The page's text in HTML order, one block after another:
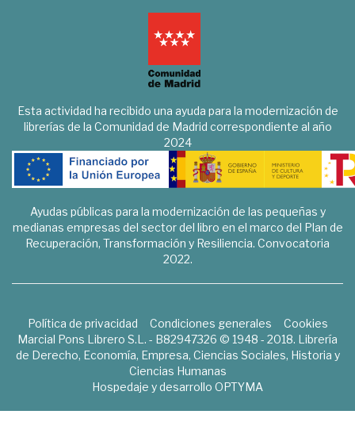
Esta actividad ha recibido una ayuda para la modernización de
librerías de la Comunidad de Madrid correspondiente al año
2024
Ayudas públicas para la modernización de las pequeñas y
medianas empresas del sector del libro en el marco del Plan de
Recuperación, Transformación y Resiliencia. Convocatoria
2022.
Política de privacidad Condiciones generales
Cookies
Marcial Pons Librero S.L. - B82947326 © 1948 - 2018. Librería
de Derecho, Economía, Empresa, Ciencias Sociales, Historia y
Ciencias Humanas
Hospedaje y desarrollo OPTYMA